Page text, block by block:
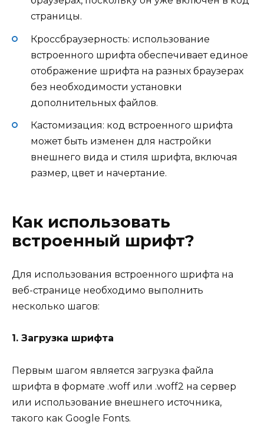
страницы.
Кроссбраузерность: использование
встроенного шрифта обеспечивает единое
отображение шрифта на разных браузерах
без необходимости установки
дополнительных файлов.
Кастомизация: код встроенного шрифта
может быть изменен для настройки
внешнего вида и стиля шрифта, включая
размер, цвет и начертание.
Как использовать
встроенный шрифт?
Для использования встроенного шрифта на
веб-странице необходимо выполнить
несколько шагов:
1. Загрузка шрифта
Первым шагом является загрузка файла
шрифта в формате .woff или .woff2 на сервер
или использование внешнего источника,
такого как Google Fonts.